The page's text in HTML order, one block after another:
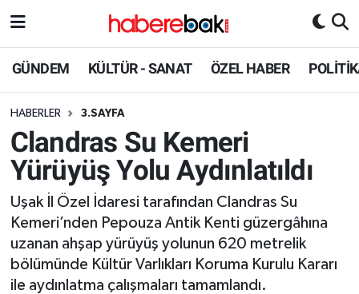
GÜNDEM KÜLTÜR - SANAT ÖZEL HABER
HABERLER 3.SAYFA
Clandras Su Kemeri
Yürüyüş Yolu Aydınlatıldı
Uşak İl Özel İdaresi tarafından Clandras Su
Kemeri’nden Pepouza Antik Kenti güzergâhına
uzanan ahşap yürüyüş yolunun 620 metrelik
bölümünde Kültür Varlıkları Koruma Kurulu Kararı
ile aydınlatma çalışmaları tamamlandı.
Hava Durumu
Süper Lig Puan Durumu ve Fikstür
Tüm Manşetler
Son Dakika Haberleri
Haber Arşivi